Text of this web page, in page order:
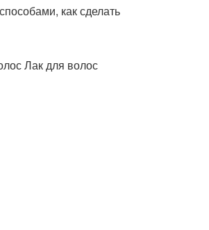
как сделать
Лак для волос